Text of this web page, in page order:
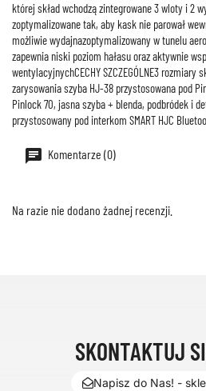
której skład wchodzą zintegrowane 3 wloty i 2
zoptymalizowane tak, aby kask nie parował
możliwie wydajnazoptymalizowany w tunelu
zapewnia niski poziom hałasu oraz aktywnie
wentylacyjnychCECHY SZCZEGÓLNE3 rozmiary
zarysowania szyba HJ-38 przystosowana pod
Pinlock 70, jasna szyba + blenda, podbródek i
przystosowany pod interkom SMART HJC
Komentarze (0)
Na razie nie dodano żadnej recenzji.
SKONTAKTUJ
Napisz do Nas! -